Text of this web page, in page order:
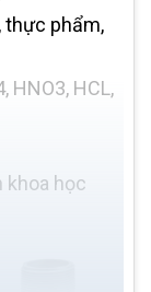
thực phẩm,
HNO3, HCL,
khoa học